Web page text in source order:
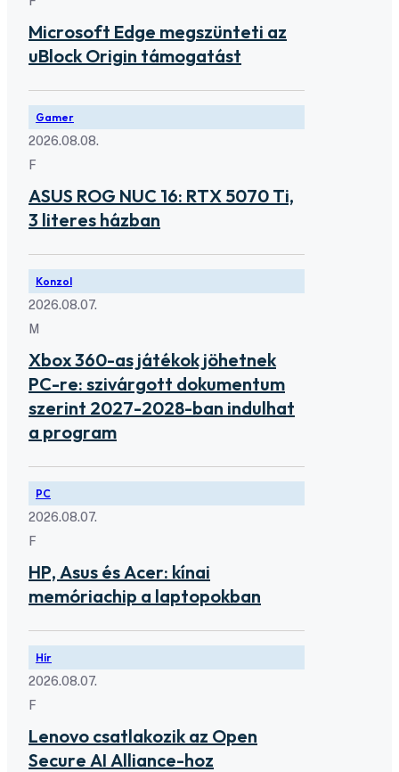
Microsoft Edge megszünteti az
uBlock Origin támogatást
Gamer
2026.08.08.
F
ASUS ROG NUC 16: RTX 5070 Ti,
3 literes házban
Konzol
2026.08.07.
M
Xbox 360-as játékok jöhetnek
PC-re: szivárgott dokumentum
szerint 2027-2028-ban indulhat
a program
PC
2026.08.07.
F
HP, Asus és Acer: kínai
memóriachip a laptopokban
Hír
2026.08.07.
F
Lenovo csatlakozik az Open
Secure AI Alliance-hoz